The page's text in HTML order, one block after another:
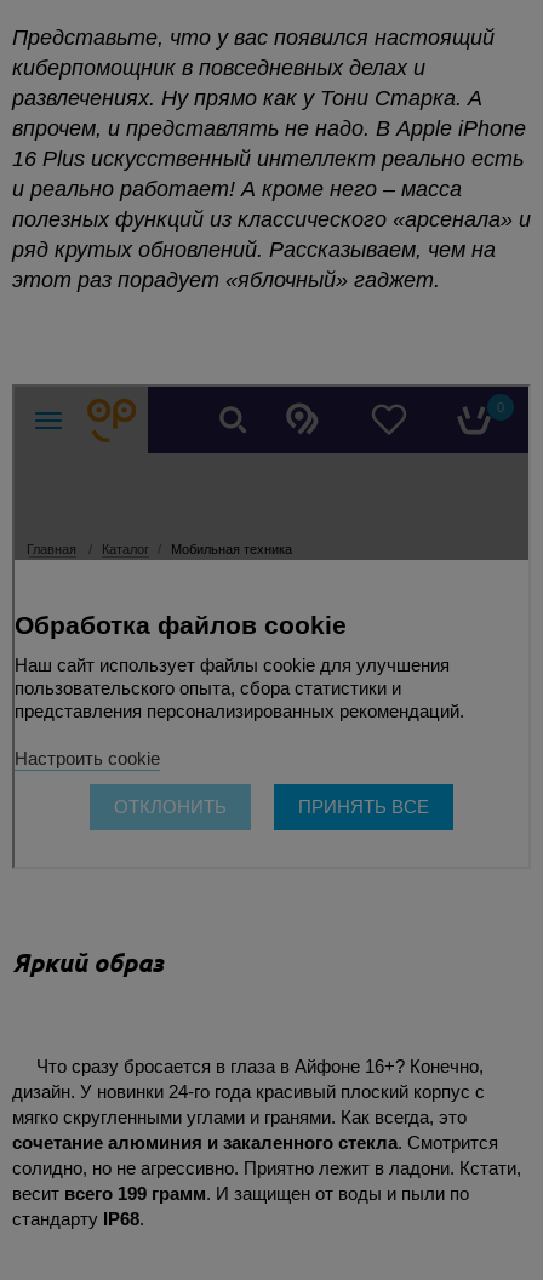
Представьте, что у вас появился настоящий
киберпомощник в повседневных делах и
развлечениях. Ну прямо как у Тони Старка. А
впрочем, и представлять не надо. В Apple iPhone
16 Plus искусственный интеллект реально есть
и реально работает! А кроме него – масса
полезных функций из классического «арсенала» и
ряд крутых обновлений. Рассказываем, чем на
этот раз порадует «яблочный» гаджет.
Яркий образ
Что сразу бросается в глаза в Айфоне 16+? Конечно,
дизайн. У новинки 24-го года красивый плоский корпус с
мягко скругленными углами и гранями. Как всегда, это
сочетание алюминия и закаленного стекла. Смотрится
солидно, но не агрессивно. Приятно лежит в ладони. Кстати,
весит всего 199 грамм. И защищен от воды и пыли по
стандарту IP68.